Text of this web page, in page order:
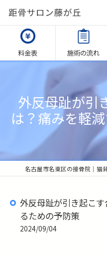
料金表 施術の流れ
外反母趾が引
は？痛みを軽
外反母趾が引き起こ
るための予防策
2024/09/04